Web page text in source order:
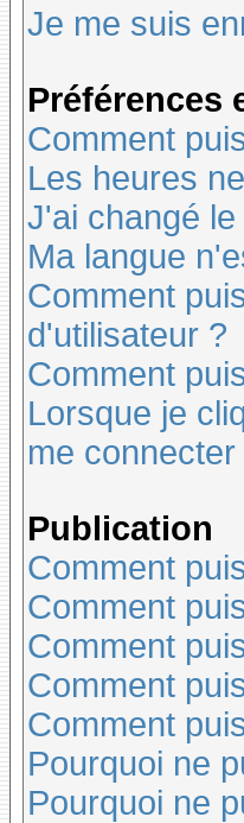
Je me suis
Préférences
Comment
Les heures
J'ai changé
Ma langue
Comment
d'utilisateur ?
Comment
Lorsque je
me connecter
Publication
Comment
Comment
Comment
Comment
Comment
Pourquoi ne
Pourquoi ne